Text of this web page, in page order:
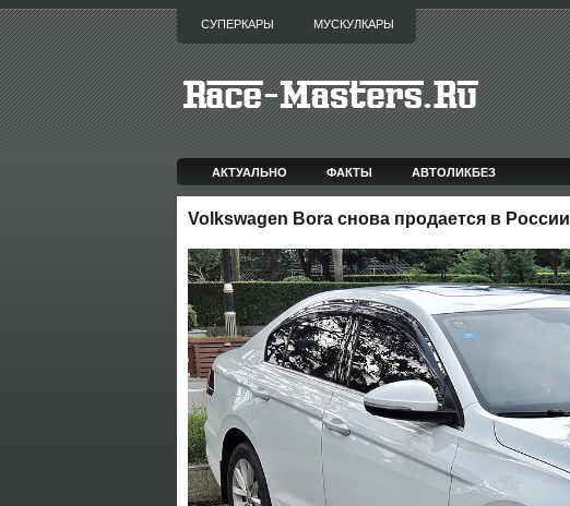
СУПЕРКАРЫ МУСКУЛКАРЫ
АКТУАЛЬНО ФАКТЫ АВТОЛИКБЕЗ
Volkswagen Bora снова продается в России